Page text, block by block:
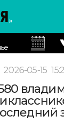
2026-05-15